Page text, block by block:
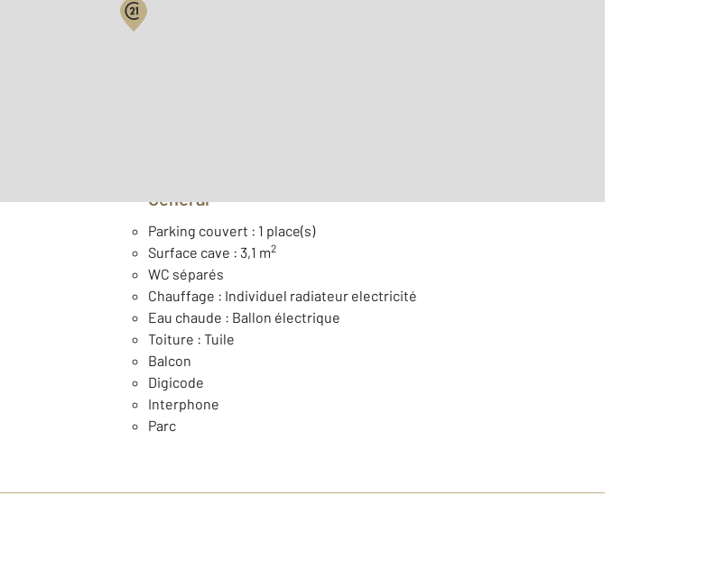
Général
Parking couvert : 1 place(s)
Surface cave : 3,1 m2
WC séparés
Chauffage : Individuel radiateur electricité
Eau chaude : Ballon électrique
Toiture : Tuile
Balcon
Digicode
Interphone
Parc